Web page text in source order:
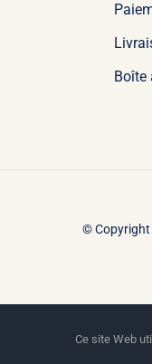
Boîte
© Copyright
Ce site Web